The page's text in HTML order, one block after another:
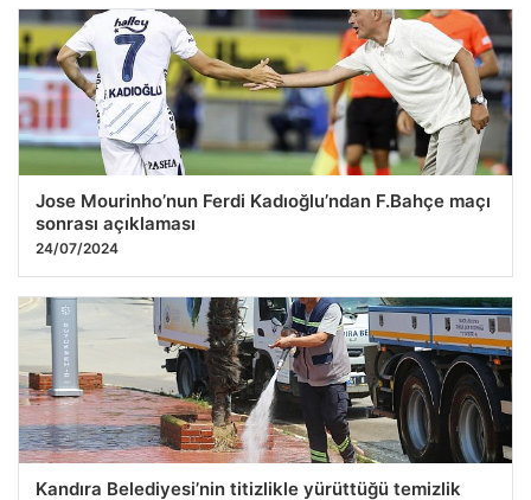
Jose Mourinho’nun Ferdi Kadıoğlu’ndan F.Bahçe maçı
sonrası açıklaması
24/07/2024
Kandıra Belediyesi’nin titizlikle yürüttüğü temizlik